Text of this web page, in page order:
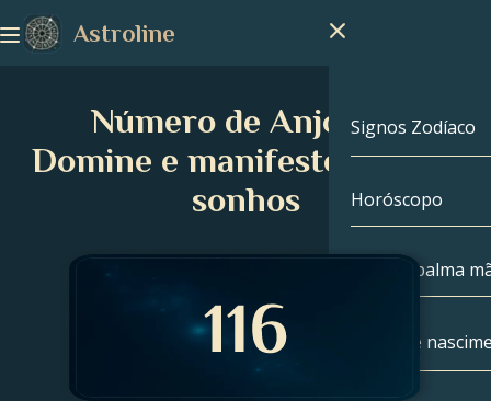
Astroline
Signos Zodíaco
Signos
Capricórnio
Peixes
Horóscopo
Leitura palma
Mapa de
Número de Anjo 116:
Domine e manifeste os seus
sonhos